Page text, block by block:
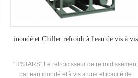
inondé et Chiller refroidi à l'eau de vis à vis
"H'STARS" Le refroidisseur de refroidissement
par eau inondé et à vis a une efficacité de